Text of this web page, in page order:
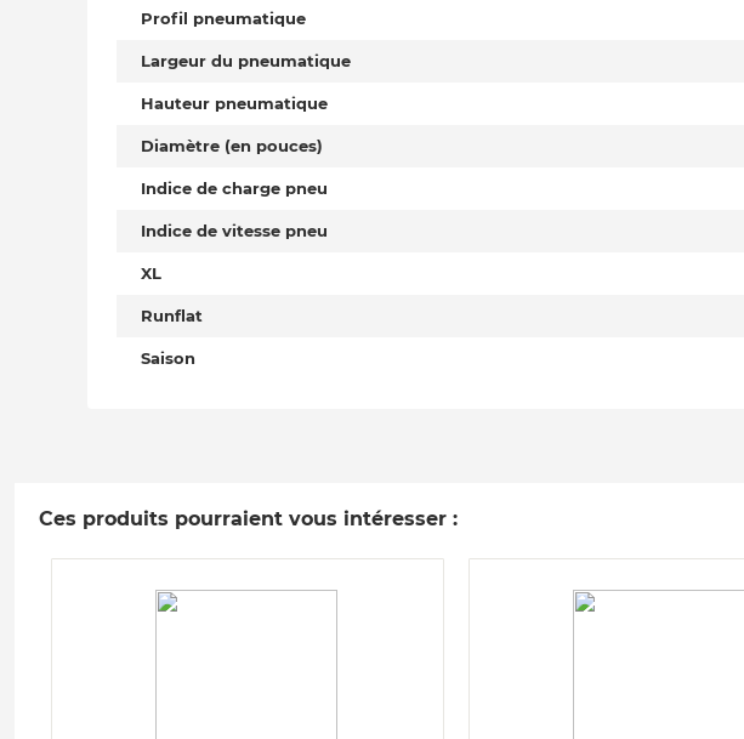
Profil pneumatique
Largeur du pneumatique
Hauteur pneumatique
Diamètre (en pouces)
Indice de charge pneu
Indice de vitesse pneu
XL
Runflat
Saison
Ces produits pourraient vous intéresser :